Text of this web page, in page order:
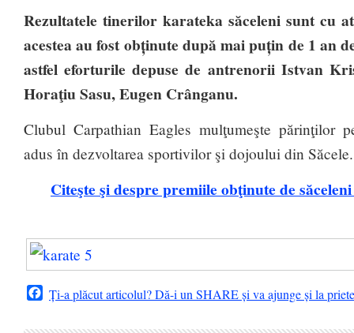
Rezultatele tinerilor karateka săceleni sunt cu
acestea au fost obținute după mai puțin de 1 an
astfel eforturile depuse de antrenorii Istvan
Horaţiu Sasu, Eugen Crânganu.
Clubul Carpathian Eagles mulţumeşte părinţilor
adus în dezvoltarea sportivilor şi dojoului din Săcele.
Citeşte şi despre premiile obţinute de
Facebook
Ți-a plăcut articolul? Dă-i un SHARE și va ajunge și la